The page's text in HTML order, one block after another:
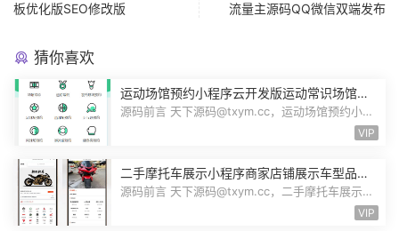
板优化版SEO修改版
流量主源码QQ微信双端发布
猜你喜欢
运动场馆预约小程序云开发版运动常识场馆动
态羽毛球健身房乒乓球预约管理预约凭证源码
源码前言 天下源码@txym.cc，运动场馆预约小程
VIP
二手摩托车展示小程序商家店铺展示车型品牌
管理摩托车信息发布用户交互联系源码
源码前言 天下源码@txym.cc，二手摩托车展示小
VIP